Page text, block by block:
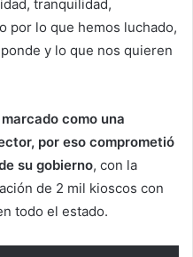
tranquilidad,
por lo que hemos luchado,
y lo que nos quieren
como una
por eso comprometió
su gobierno, con la
de 2 mil kioscos con
todo el estado.